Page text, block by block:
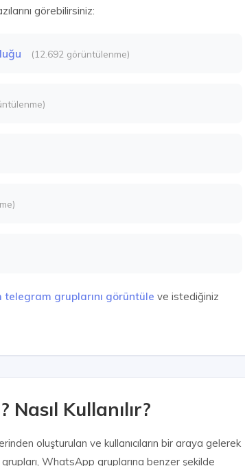
görebilirsiniz:
(12.692 görüntülenme)
gruplarını görüntüle ve istediğiniz
Kullanılır?
oluşturulan ve kullanıcıların bir araya gelerek
WhatsApp gruplarına benzer şekilde